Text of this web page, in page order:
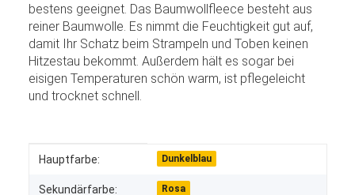
bestens geeignet. Das Baumwollfleece besteht aus
reiner Baumwolle. Es nimmt die Feuchtigkeit gut auf,
damit Ihr Schatz beim Strampeln und Toben keinen
Hitzestau bekommt. Außerdem hält es sogar bei
eisigen Temperaturen schön warm, ist pflegeleicht
und trocknet schnell.
Produkteigenschaft
Wert
Hauptfarbe: Dunkelblau
Sekundärfarbe: Rosa